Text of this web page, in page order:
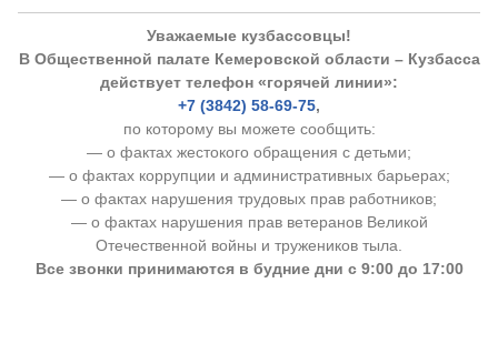
Уважаемые кузбассовцы!
В Общественной палате Кемеровской области – Кузбасса
действует телефон «горячей линии»:
+7 (3842) 58-69-75,
по которому вы можете сообщить:
— о фактах жестокого обращения с детьми;
— о фактах коррупции и административных барьерах;
— о фактах нарушения трудовых прав работников;
— о фактах нарушения прав ветеранов Великой
Отечественной войны и тружеников тыла.
Все звонки принимаются в будние дни с 9:00 до 17:00